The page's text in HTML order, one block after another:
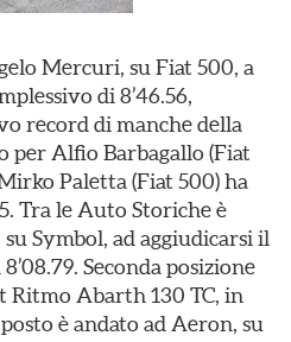
Mercuri, su Fiat 500, a
di 8’46.56,
record di manche della
per Alfio Barbagallo (Fiat
Paletta (Fiat 500) ha
Tra le Auto Storiche è
Symbol, ad aggiudicarsi il
Seconda posizione
Ritmo Abarth 130 TC, in
è andato ad Aeron, su